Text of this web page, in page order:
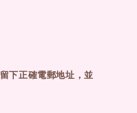
下正確電郵地址，並